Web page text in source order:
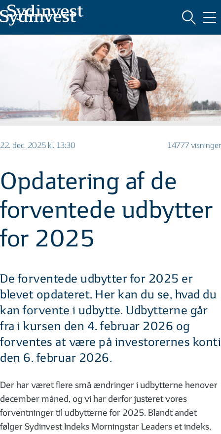
MARKEDSFØRINGSMATERIALE
22. dec. 2025 kl. 13:30 14777 visninger
Opdatering af de
forventede udbytter
for 2025
De forventede udbytter for 2025 er
blevet opdateret. Her kan du se, hvad du
kan forvente i udbytte. Udbytterne går
fra i kursen den 4. februar 2026 og
forventes at være på investorernes konti
den 6. februar 2026.
Der har været flere små ændringer i udbytterne henover
december måned, og vi har derfor justeret vores
forventninger til udbytterne for 2025. Blandt andet
følger Sydinvest Indeks Morningstar Leaders et indeks,